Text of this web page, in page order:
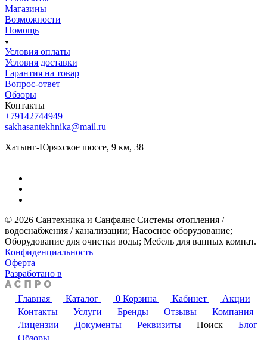
Магазины
Возможности
Помощь
Условия оплаты
Условия доставки
Гарантия на товар
Вопрос-ответ
Обзоры
Контакты
+79142744949
sakhasantekhnika@mail.ru
Хатынг-Юряхское шоссе, 9 км, 38
© 2026 Сантехника и Санфаянс ​Системы отопления /
водоснабжения / канализации; ​Насосное оборудование; ​
Оборудование для очистки воды; ​Мебель для ванных комнат.
Конфиденциальность
Оферта
Разработано в
Главная Каталог 0 Корзина Кабинет
Акции
Контакты
Услуги Бренды Отзывы
Компания
Лицензии
Документы Реквизиты Поиск
Блог
Обзоры